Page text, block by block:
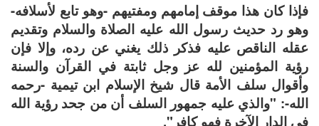
فإذا كان هذا موقف إمامهم ومفتيهم -وهو تابع لأسلافه-
وهو رد حديث رسول الله عليه الصلاة والسلام وتقديم
عقله الناقص عليه فذكر ذلك يغني عن رده، وإلا فإن
رؤية المؤمنين لله عز وجل ثابتة في القرآن والسنة
وأقوال سلف الأمة قال شيخ الإسلام ابن تيمية -رحمه
الله-: "والذي عليه جمهور السلف أن من جحد رؤية الله
في الدار الآخرة فهو كافر".